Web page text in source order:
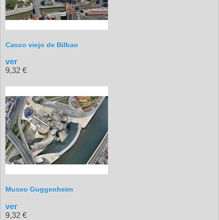
Casco viejo de Bilbao
ver
9,32 €
Museo Guggenheim
ver
9,32 €